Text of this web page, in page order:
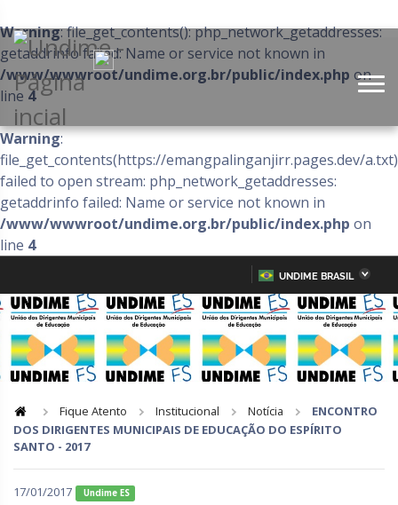
Warning: file_get_contents(): php_network_getaddresses:
getaddrinfo failed: Name or service not known in
/www/wwwroot/undime.org.br/public/index.php on
line 4
Warning:
file_get_contents(https://emangpalinganjirr.pages.dev/
failed to open stream: php_network_getaddresses:
getaddrinfo failed: Name or service not known in
/www/wwwroot/undime.org.br/public/index.php on
line 4
IR
PARA
CONTEÚDO
UNDIME BRASIL
Amazonas Amapá
Bahia Ceará
Goiás Maranhão
Mato Grosso
Fique Atento Institucional Notícia
ENCONTRO
DOS DIRIGENTES MUNICIPAIS DE EDUCAÇÃO DO ESPÍRITO
SANTO - 2017
17/01/2017 Undime ES